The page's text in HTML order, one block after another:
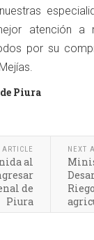
atención a
por su
Piura
ARTICLE
al
de
Piura
NEXT